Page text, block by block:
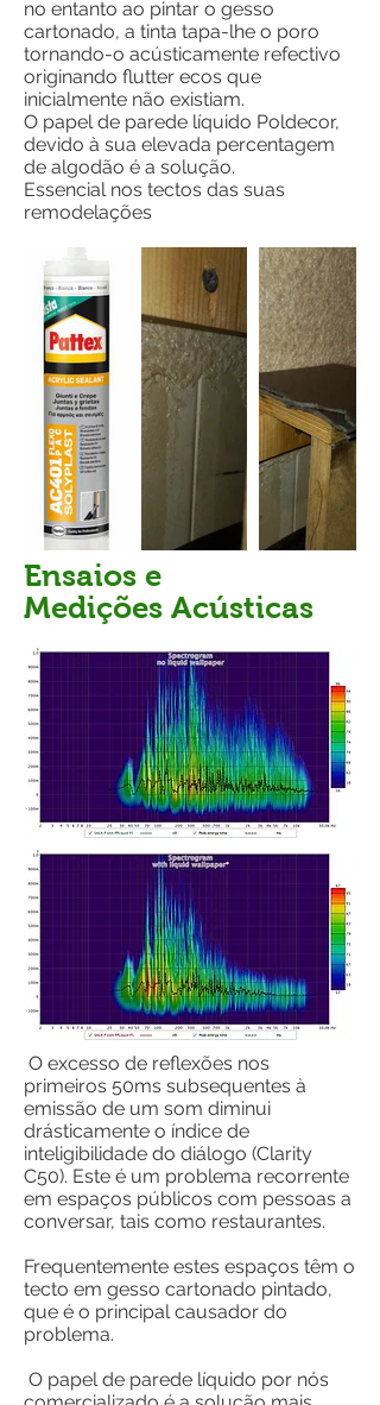
no entanto ao pintar o gesso
cartonado, a tinta tapa-lhe o poro
tornando-o acústicamente refectivo
originando flutter ecos que
inicialmente não existiam.
O papel de parede líquido Poldecor,
devido à sua elevada percentagem
de algodão é a solução.
Essencial nos tectos das suas
remodelações
Ensaios e
Medições Acústicas
O excesso de reflexões nos
primeiros 50ms subsequentes à
emissão de um som diminui
drásticamente o índice de
inteligibilidade do diálogo (Clarity
C50). Este é um problema recorrente
em espaços públicos com pessoas a
conversar, tais como restaurantes.
Frequentemente estes espaços têm o
tecto em gesso cartonado pintado,
que é o principal causador do
problema.
O papel de parede líquido por nós